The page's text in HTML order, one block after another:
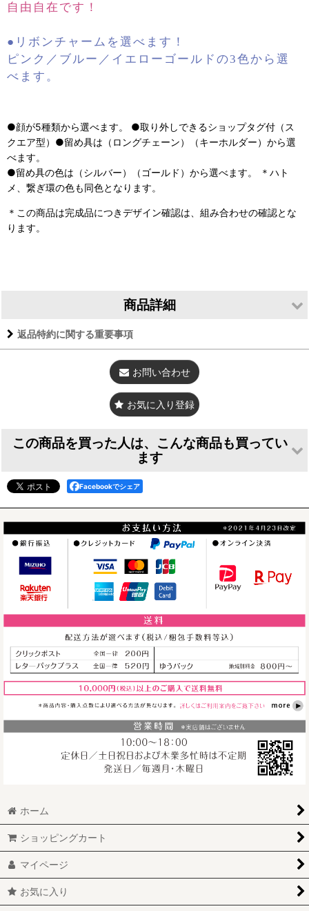
自由自在です！
●リボンチャームを選べます！
ピンク／ブルー／イエローゴールドの3色から選
べます。
●顔が5種類から選べます。 ●取り外しできるショップタグ付（ス
クエア型）●留め具は（ロングチェーン）（キーホルダー）から選
べます。
●留め具の色は（シルバー）（ゴールド）から選べます。 ＊ハト
メ、繋ぎ環の色も同色となります。
＊この商品は完成品につきデザイン確認は、組み合わせの確認とな
ります。
商品詳細
素材
アクリル 厚さ3mm
約80×60mm（最小）
レーザーカット エッジは丸め処理（ガスかけ等）
ロングチェーン長：約150mm/ショートフック
返品特約に関する重要事項
お問い合わせ
お気に入り登録
この商品を買った人は、こんな商品も買ってい
ます
うさぎのヘッドチ
ャーム＊フォトフ
レームは別売です
[PFC033]
1,100円(税込)
のフリフリバッグ
チャーム（フェイ
スリボン） ＜ブ
ラック＞
[ribon001brk
660円(税込)
＜値下げ＞ウサギ
のフリフリバッグ
スリボン） ＜ミ
ラー＞
[ ribon001mir
Facebookでシェア
ホーム
ショッピングカート
マイページ
お気に入り